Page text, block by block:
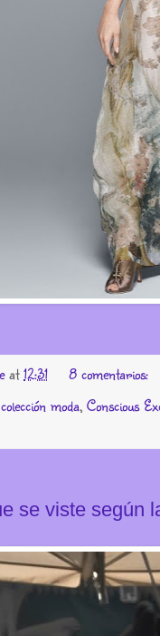
at12:31
8 comentarios:
colección moda, Conscious
se viste según